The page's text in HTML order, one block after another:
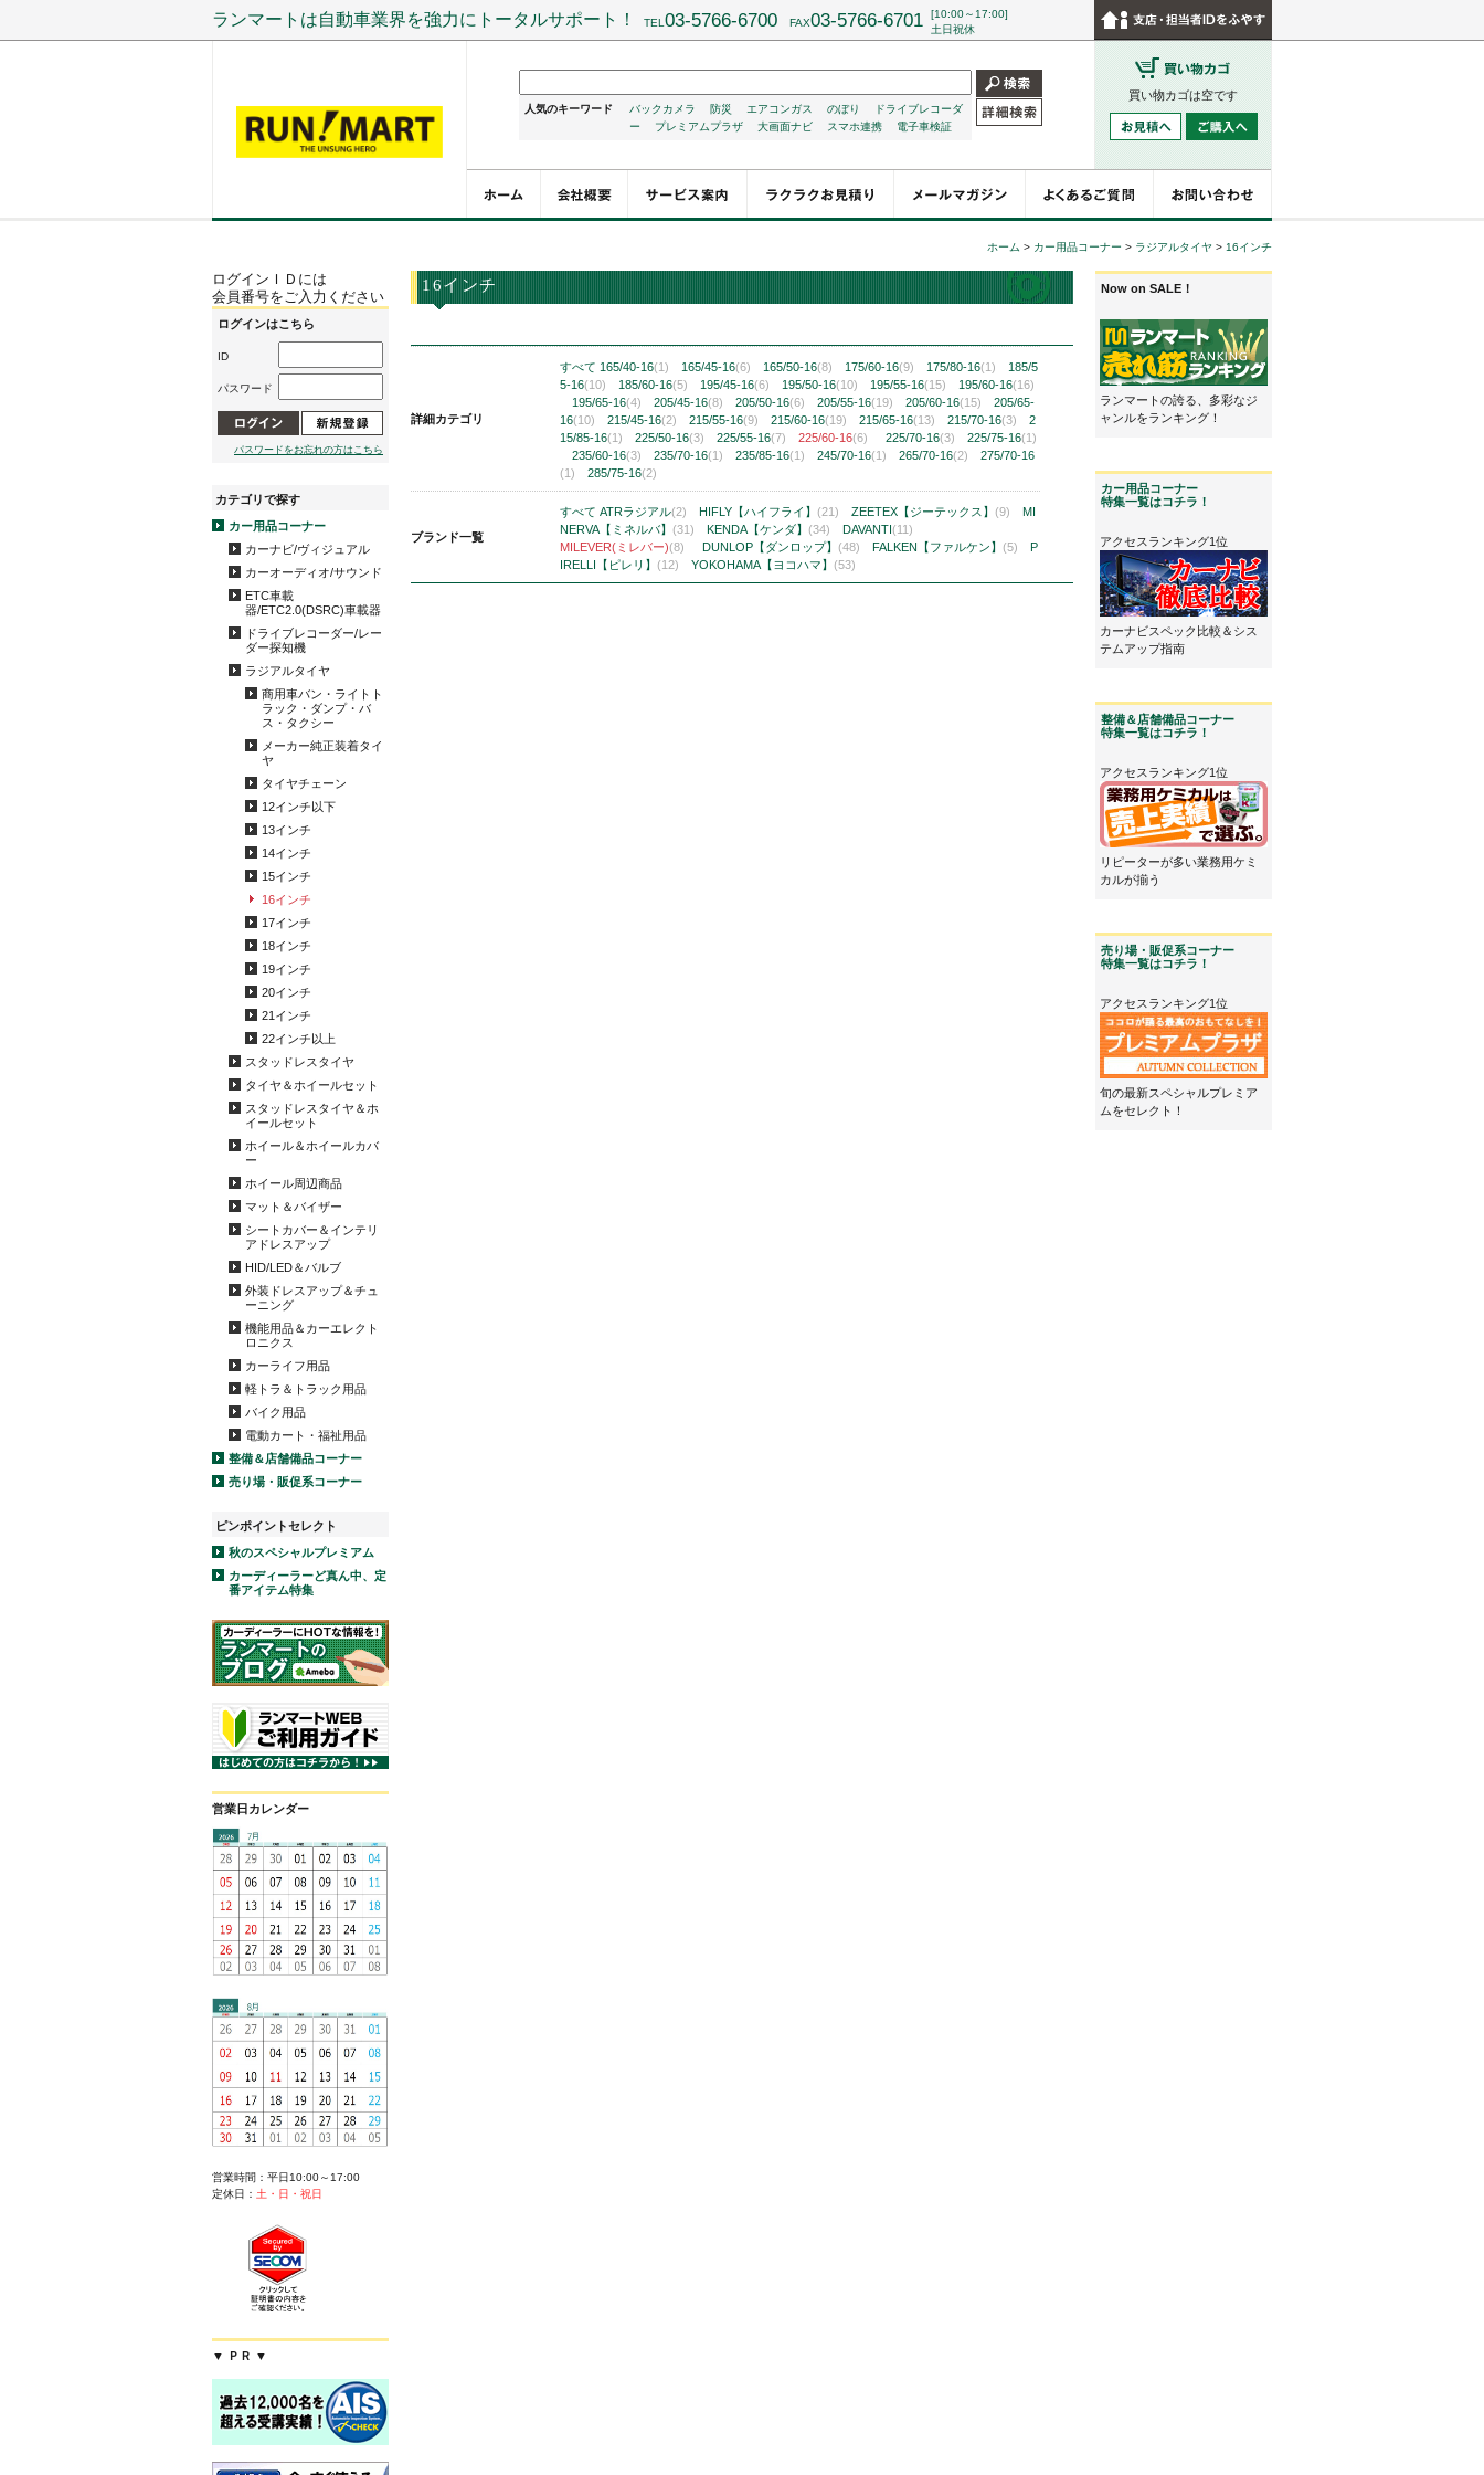
ランマートは自動車業界を強力にトータルサポート！ TEL 03-5766-6700 FAX03-5766-6701
[10:00～17:00]
土日祝休
人気のキーワード バックカメラ 防災 エアコンガス のぼり
ドライブレコーダ
ー
プレミアムプラザ 大画面ナビ スマホ連携 電子車検証
買い物カゴは空です
ログインＩＤには
会員番号をご入力ください
ログインはこちら
ID
パスワード
パスワードをお忘れの方はこちら
カテゴリで探す
カー用品コーナー
カーナビ/ヴィジュアル
カーオーディオ/サウンド
ETC車載
器/ETC2.0(DSRC)車載器
ドライブレコーダー/レー
ダー探知機
ラジアルタイヤ
商用車バン・ライトト
ラック・ダンプ・バ
ス・タクシー
メーカー純正装着タイ
ヤ
タイヤチェーン
12インチ以下
13インチ
14インチ
15インチ
16インチ
17インチ
18インチ
19インチ
20インチ
21インチ
22インチ以上
スタッドレスタイヤ
タイヤ＆ホイールセット
スタッドレスタイヤ＆ホ
イールセット
ホイール＆ホイールカバ
ー
ホイール周辺商品
マット＆バイザー
シートカバー＆インテリ
アドレスアップ
HID/LED＆バルブ
外装ドレスアップ＆チュ
ーニング
機能用品＆カーエレクト
ロニクス
カーライフ用品
軽トラ＆トラック用品
バイク用品
電動カート・福祉用品
整備＆店舗備品コーナー
売り場・販促系コーナー
ピンポイントセレクト
秋のスペシャルプレミアム
カーディーラーど真ん中、定
番アイテム特集
営業日カレンダー
営業時間：平日10:00～17:00
定休日： 土・日・祝日
▼ ＰＲ ▼
ホーム > カー用品コーナー > ラジアルタイヤ > 16インチ
16インチ
詳細カテゴリ
すべて 165/40-16(1) 165/45-16(6) 165/50-16(8) 175/60-16(9) 175/80-16(1)
185/5
5-16(10) 185/60-16(5) 195/45-16(6) 195/50-16(10) 195/55-16(15) 195/60-16(16)
195/65-16(4) 205/45-16(8) 205/50-16(6) 205/55-16(19) 205/60-16(15)
205/65-
16(10) 215/45-16(2) 215/55-16(9) 215/60-16(19) 215/65-16(13) 215/70-16(3)
2
15/85-16(1) 225/50-16(3) 225/55-16(7) 225/60-16(6) 225/70-16(3) 225/75-16(1)
235/60-16(3) 235/70-16(1) 235/85-16(1) 245/70-16(1) 265/70-16(2)
275/70-16
(1)
285/75-16(2)
ブランド一覧
すべて ATRラジアル(2) HIFLY【ハイフライ】 (21) ZEETEX【ジーテックス】 (9)
MI
NERVA【ミネルバ】 (31) KENDA【ケンダ】 (34) DAVANTI(11)
MILEVER(ミレバー)(8) DUNLOP【ダンロップ】 (48) FALKEN【ファルケン】 (5)
P
IRELLI【ピレリ】 (12) YOKOHAMA【ヨコハマ】 (53)
Now on SALE！
ランマートの誇る、多彩なジ
ャンルをランキング！
カー用品コーナー
特集一覧はコチラ！
アクセスランキング1位
カーナビスペック比較＆シス
テムアップ指南
整備＆店舗備品コーナー
特集一覧はコチラ！
アクセスランキング1位
リピーターが多い業務用ケミ
カルが揃う
売り場・販促系コーナー
特集一覧はコチラ！
アクセスランキング1位
旬の最新スペシャルプレミア
ムをセレクト！